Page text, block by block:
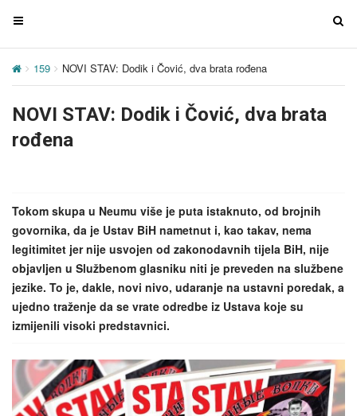
T
g
e
n
g
a
t
i
o
n
T
i
o
159 NOVI STAV: Dodik i Čović, dva brata rođena
NOVI STAV: Dodik i Čović, dva brata
rođena
Tokom skupa u Neumu više je puta istaknuto, od brojnih
govornika, da je Ustav BiH nametnut i, kao takav, nema
legitimitet jer nije usvojen od zakonodavnih tijela BiH, nije
objavljen u Službenom glasniku niti je preveden na službene
jezike. To je, dakle, novi nivo, udaranje na ustavni poredak, a
ujedno traženje da se vrate odredbe iz Ustava koje su
izmijenili visoki predstavnici.